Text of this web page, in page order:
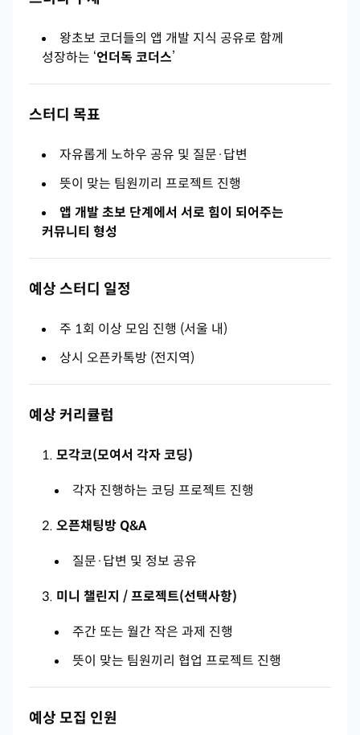
왕초보 코더들의 앱 개발 지식 공유로 함께
성장하는 ‘언더독 코더스’
스터디 목표
자유롭게 노하우 공유 및 질문·답변
뜻이 맞는 팀원끼리 프로젝트 진행
앱 개발 초보 단계에서 서로 힘이 되어주는
커뮤니티 형성
예상 스터디 일정
주 1회 이상 모임 진행 (서울 내)
상시 오픈카톡방 (전지역)
예상 커리큘럼
모각코(모여서 각자 코딩)
각자 진행하는 코딩 프로젝트 진행
오픈채팅방 Q&A
질문·답변 및 정보 공유
미니 챌린지 / 프로젝트(선택사항)
주간 또는 월간 작은 과제 진행
뜻이 맞는 팀원끼리 협업 프로젝트 진행
예상 모집 인원